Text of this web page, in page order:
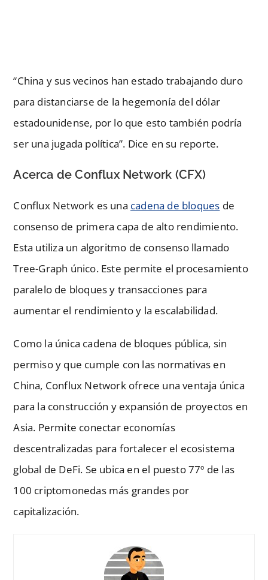
“China y sus vecinos han estado trabajando duro
para distanciarse de la hegemonía del dólar
estadounidense, por lo que esto también podría
ser una jugada política”. Dice en su reporte.
Acerca de Conflux Network (CFX)
Conflux Network es una cadena de bloques de
consenso de primera capa de alto rendimiento.
Esta utiliza un algoritmo de consenso llamado
Tree-Graph único. Este permite el procesamiento
paralelo de bloques y transacciones para
aumentar el rendimiento y la escalabilidad.
Como la única cadena de bloques pública, sin
permiso y que cumple con las normativas en
China, Conflux Network ofrece una ventaja única
para la construcción y expansión de proyectos en
Asia. Permite conectar economías
descentralizadas para fortalecer el ecosistema
global de DeFi. Se ubica en el puesto 77º de las
100 criptomonedas más grandes por
capitalización.